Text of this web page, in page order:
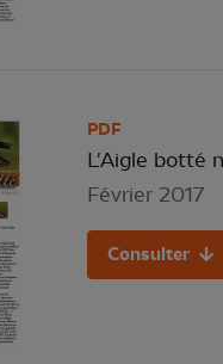
PDF
L'Aigle botté
Février 2017
Consulter